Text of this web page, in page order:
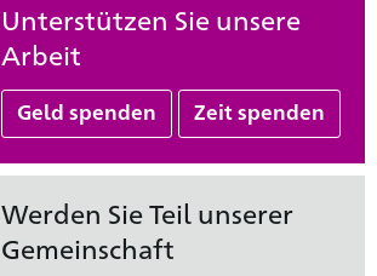
Unterstützen Sie unsere
Arbeit
Geld spenden Zeit spenden
Werden Sie Teil unserer
Gemeinschaft